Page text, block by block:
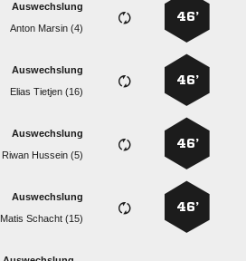
46’
Auswechslung
  
46’
Auswechslung
  
46’
Auswechslung
  
46’
Auswechslung
  